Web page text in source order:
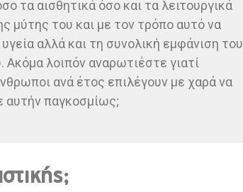
τα αισθητικά όσο και τα λειτουργικά
μύτης του και με τον τρόπο αυτό να
αλλά και τη συνολική εμφάνιση του
λοιπόν αναρωτιέστε γιατί
ανά έτος επιλέγουν με χαρά να
αυτήν παγκοσμίως;